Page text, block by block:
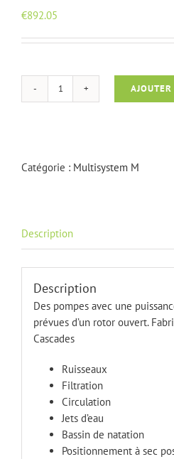
€892.05
quantité
Catégorie : Multisystem M
Description
Description
Des pompes avec une
prévues d’un rotor ouvert.
Cascades
Ruisseaux
Filtration
Circulation
Jets d’eau
Bassin de natation
Positionnement à sec